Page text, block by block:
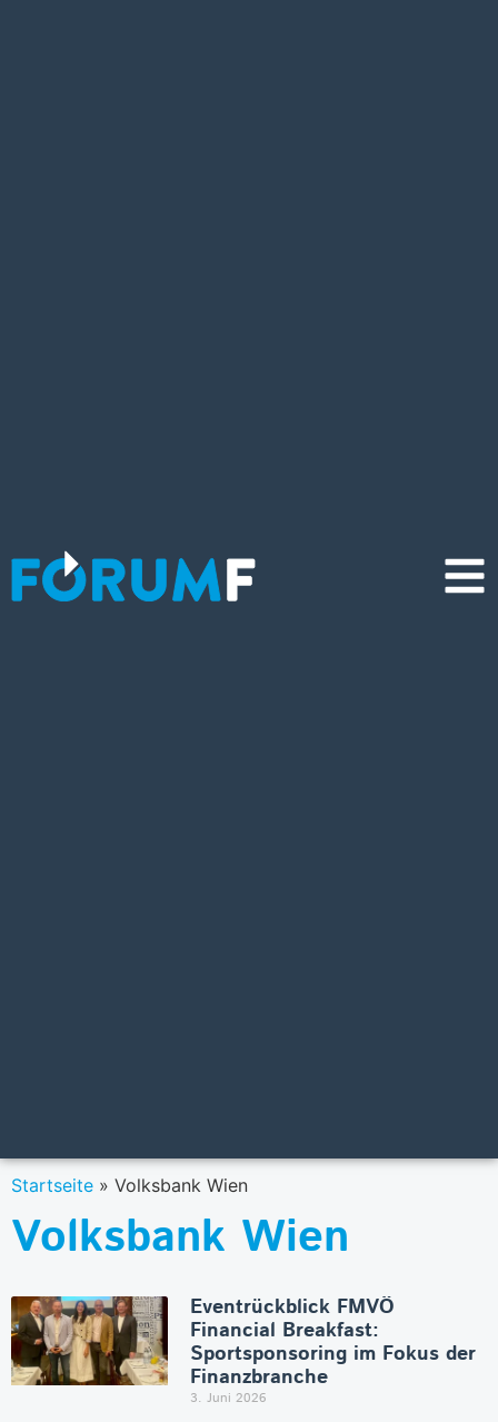
Startseite » Volksbank Wien
Volksbank Wien
Eventrückblick FMVÖ
Financial Breakfast:
Sportsponsoring im Fokus der
Finanzbranche
3. Juni 2026